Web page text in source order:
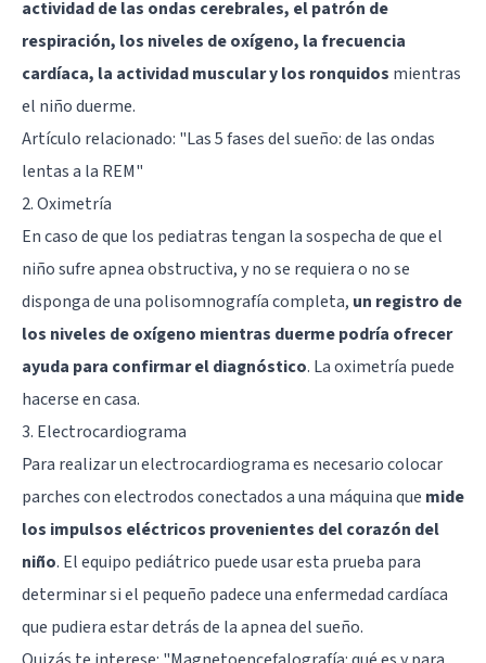
actividad de las ondas cerebrales, el patrón de
respiración, los niveles de oxígeno, la frecuencia
cardíaca, la actividad muscular y los ronquidos mientras
el niño duerme.
Artículo relacionado: "Las 5 fases del sueño: de las ondas
lentas a la REM"
2. Oximetría
En caso de que los pediatras tengan la sospecha de que el
niño sufre apnea obstructiva, y no se requiera o no se
disponga de una polisomnografía completa, un registro de
los niveles de oxígeno mientras duerme podría ofrecer
ayuda para confirmar el diagnóstico. La oximetría puede
hacerse en casa.
3. Electrocardiograma
Para realizar un electrocardiograma es necesario colocar
parches con electrodos conectados a una máquina que mide
los impulsos eléctricos provenientes del corazón del
niño. El equipo pediátrico puede usar esta prueba para
determinar si el pequeño padece una enfermedad cardíaca
que pudiera estar detrás de la apnea del sueño.